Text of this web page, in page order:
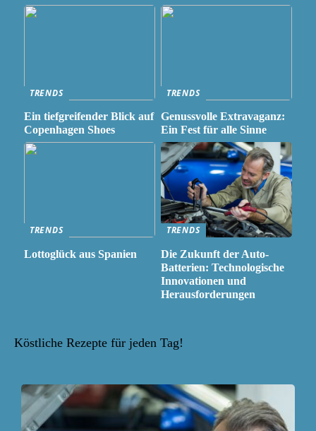
TRENDS
Ein tiefgreifender Blick auf
Copenhagen Shoes
TRENDS
Genussvolle Extravaganz:
Ein Fest für alle Sinne
TRENDS
Lottoglück aus Spanien
TRENDS
Die Zukunft der Auto-
Batterien: Technologische
Innovationen und
Herausforderungen
Köstliche Rezepte für jeden Tag!